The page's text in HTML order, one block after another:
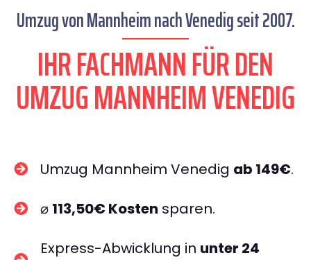
Umzug von Mannheim nach Venedig seit 2007.
IHR FACHMANN FÜR DEN
UMZUG MANNHEIM VENEDIG
Umzug Mannheim Venedig ab 149€.
⌀ 113,50€ Kosten sparen.
Express-Abwicklung in unter 24